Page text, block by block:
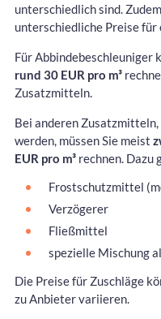
unterschiedlich sind.
unterschiedliche Preise
Für Abbindebeschleuniger
rund 30 EUR pro m³
Zusatzmitteln.
Bei anderen
werden, müssen Sie meist
EUR pro m³ rechnen. Dazu
Frostschutzmittel
Verzögerer
Fließmittel
spezielle Mischung
Die Preise für Zuschläge
zu Anbieter variieren.